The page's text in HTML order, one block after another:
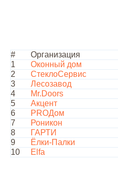
# Организация
1
Оконный дом
2
СтеклоСервис
3
Лесозавод
4
Mr.Doors
5
Акцент
6
PROДом
7
Роникон
8
ГАРТИ
9
Ёлки-Палки
10
Elfa